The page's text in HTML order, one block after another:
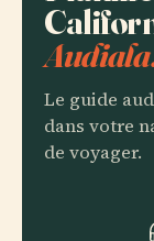
Le guide
dans votre
de voyager.